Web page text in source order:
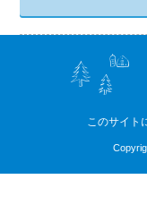
このサイト